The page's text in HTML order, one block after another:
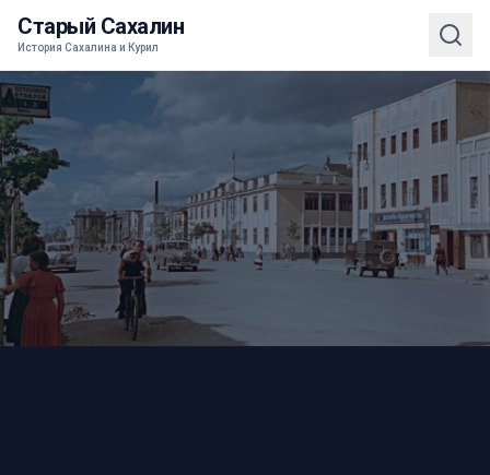
Старый Сахалин
История Сахалина и Курил